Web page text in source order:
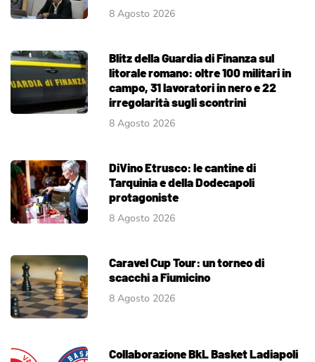
8 Agosto 2026
Blitz della Guardia di Finanza sul
litorale romano: oltre 100 militari in
campo, 31 lavoratori in nero e 22
irregolarità sugli scontrini
8 Agosto 2026
DiVino Etrusco: le cantine di
Tarquinia e della Dodecapoli
protagoniste
8 Agosto 2026
Caravel Cup Tour: un torneo di
scacchi a Fiumicino
8 Agosto 2026
Collaborazione BkL Basket Ladiapoli